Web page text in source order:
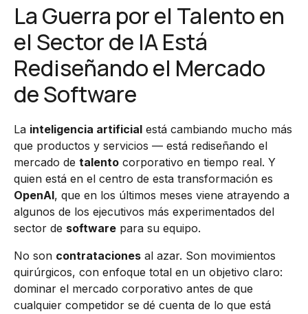
La Guerra por el Talento en
el Sector de IA Está
Rediseñando el Mercado
de Software
La inteligencia artificial está cambiando mucho más
que productos y servicios — está rediseñando el
mercado de talento corporativo en tiempo real. Y
quien está en el centro de esta transformación es
OpenAI, que en los últimos meses viene atrayendo a
algunos de los ejecutivos más experimentados del
sector de software para su equipo.
No son contrataciones al azar. Son movimientos
quirúrgicos, con enfoque total en un objetivo claro:
dominar el mercado corporativo antes de que
cualquier competidor se dé cuenta de lo que está